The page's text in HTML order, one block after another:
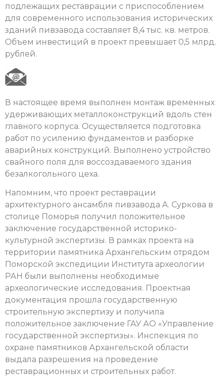
подлежащих реставрации с приспособлением
для современного использования исторических
зданий пивзавода составляет 8,4 тыс. кв. метров.
Объем инвестиций в проект превышает 0,5 млрд.
рублей.
В настоящее время выполнен монтаж временных
удерживающих металлоконструкций вдоль стен
главного корпуса. Осуществляется подготовка
работ по усилению фундаментов и разборке
аварийных конструкций. Выполнено устройство
свайного поля для воссоздаваемого здания
безалкогольного цеха.
Напомним, что проект реставрации
архитектурного ансамбля пивзавода А. Суркова в
столице Поморья получил положительное
заключение государственной историко-
культурной экспертизы. В рамках проекта на
территории памятника Архангельским отрядом
Поморской экспедиции Института археологии
РАН были выполнены необходимые
археологические исследования. Проектная
документация прошла государственную
строительную экспертизу и получила
положительное заключение ГАУ АО «Управление
государственной экспертизы». Инспекция по
охране памятников Архангельской области
выдала разрешения на проведение
реставрационных и строительных работ.